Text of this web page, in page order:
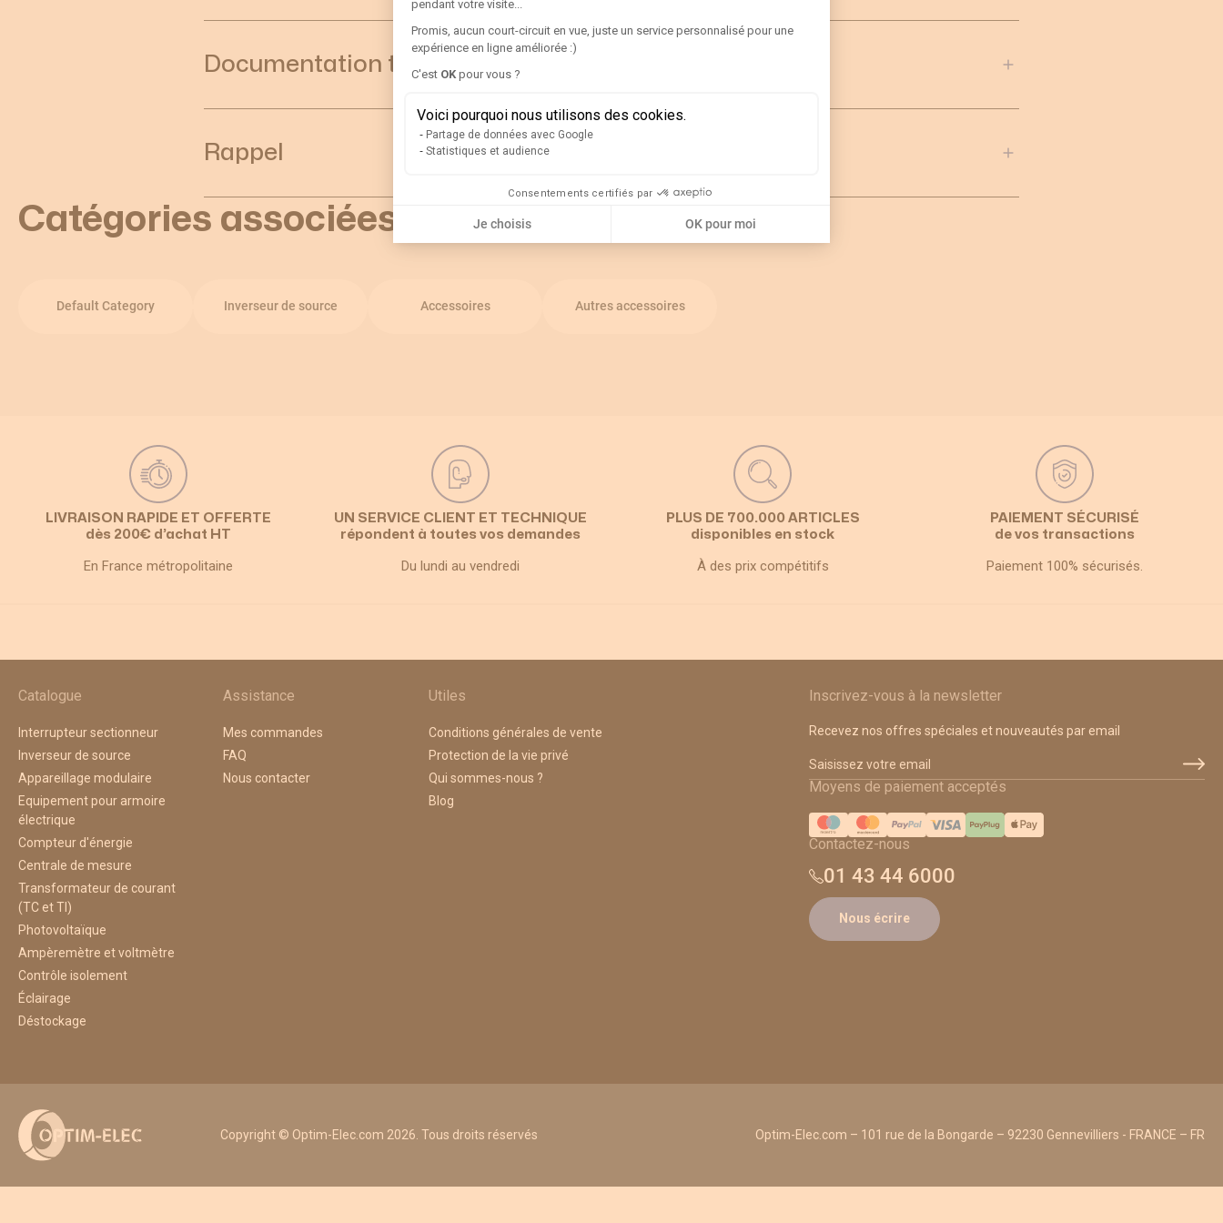
pendant votre visite...
Promis, aucun court-circuit en vue, juste un service personnalisé pour une
expérience en ligne améliorée :)
C'est OK pour vous ?
Voici pourquoi nous utilisons des cookies.
Partage de données avec Google
Statistiques et audience
Consentements certifiés par
Je choisis OK pour moi
Documentation technique
Rappel
Catégories associées
Default Category Inverseur de source Accessoires Autres accessoires
LIVRAISON RAPIDE ET OFFERTE
dès 200€ d’achat HT
En France métropolitaine
UN SERVICE CLIENT ET TECHNIQUE
répondent à toutes vos demandes
Du lundi au vendredi
PLUS DE 700.000 ARTICLES
disponibles en stock
À des prix compétitifs
PAIEMENT SÉCURISÉ
de vos transactions
Paiement 100% sécurisés.
Inscrivez-vous à la newsletter
Recevez nos offres spéciales et nouveautés par email
Adresse email
Moyens de paiement acceptés
Contactez-nous
01 43 44 6000
Nous écrire
Catalogue
Interrupteur sectionneur
Inverseur de source
Appareillage modulaire
Equipement pour armoire
électrique
Compteur d'énergie
Centrale de mesure
Transformateur de courant
(TC et TI)
Photovoltaïque
Ampèremètre et voltmètre
Contrôle isolement
Éclairage
Déstockage
Assistance
Mes commandes
FAQ
Nous contacter
Utiles
Conditions générales de vente
Protection de la vie privé
Qui sommes-nous ?
Blog
Copyright © Optim-Elec.com 2026. Tous droits réservés Optim-Elec.com – 101 rue de la Bongarde – 92230 Gennevilliers - FRANCE – FR